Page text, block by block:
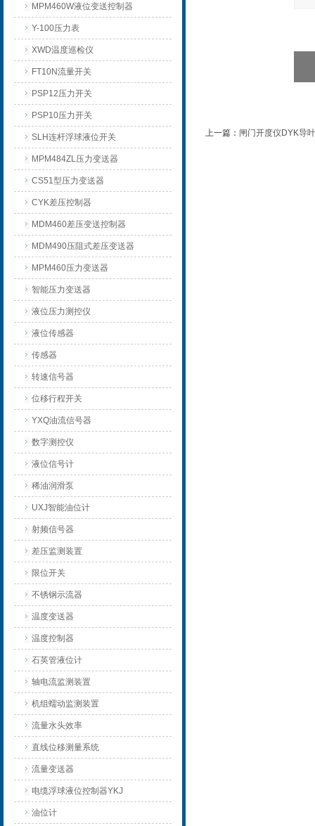
MPM460W液位变送控制器
Y-100压力表
XWD温度巡检仪
FT10N流量开关
PSP12压力开关
PSP10压力开关
SLH连杆浮球液位开关
MPM484ZL压力变送器
CS51型压力变送器
CYK差压控制器
MDM460差压变送控制器
MDM490压阻式差压变送器
MPM460压力变送器
智能压力变送器
液位压力测控仪
液位传感器
传感器
转速信号器
位移行程开关
YXQ油流信号器
数字测控仪
液位信号计
稀油润滑泵
UXJ智能油位计
射频信号器
差压监测装置
限位开关
不锈钢示流器
温度变送器
温度控制器
石英管液位计
轴电流监测装置
机组蠕动监测装置
流量水头效率
直线位移测量系统
流量变送器
电缆浮球液位控制器YKJ
油位计
上一篇： 闸门开度仪DYK导